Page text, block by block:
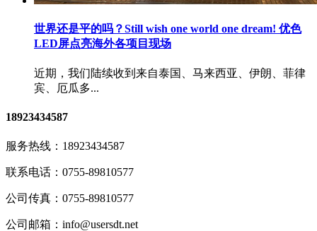
世界还是平的吗？Still wish one world one dream! 优色
LED屏点亮海外各项目现场
近期，我们陆续收到来自泰国、马来西亚、伊朗、菲律
宾、厄瓜多...
18923434587
服务热线： 18923434587
联系电话： 0755-89810577
公司传真： 0755-89810577
公司邮箱： info@usersdt.net